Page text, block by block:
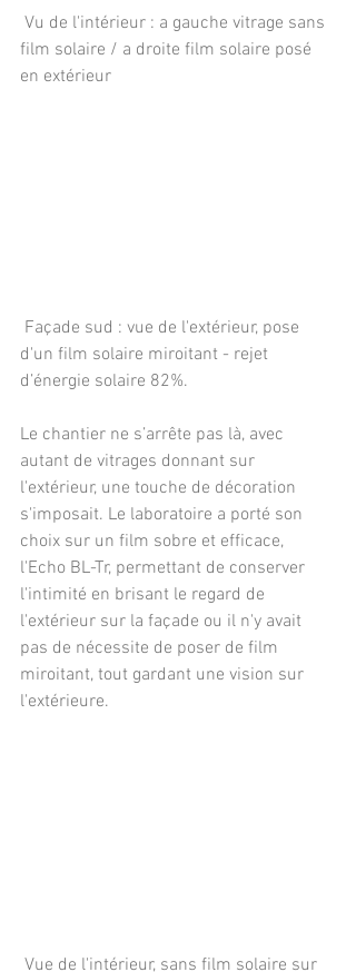
film solaire / a droite film solaire posé
en extérieur
d'un film solaire miroitant - rejet
d’énergie solaire 82%.
Le chantier ne s’arrête pas là, avec
autant de vitrages donnant sur
l'extérieur, une touche de décoration
s'imposait. Le laboratoire a porté son
choix sur un film sobre et efficace,
l'Echo BL-Tr, permettant de conserver
l'intimité en brisant le regard de
l'extérieur sur la façade ou il n'y avait
pas de nécessite de poser de film
miroitant, tout gardant une vision sur
l'extérieure.